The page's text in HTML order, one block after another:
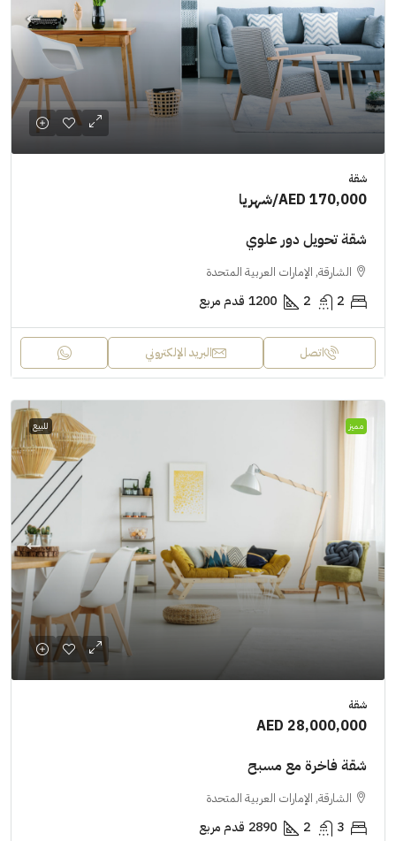
شقة
AED 170,000/شهريا
شقة تحويل دور علوي
الشارقة, الإمارات العربية المتحدة
2
2
1200 قدم مربع
اتصل البريد الإلكتروني
مميز للبيع
شقة
AED 28,000,000
شقة فاخرة مع مسبح
الشارقة, الإمارات العربية المتحدة
3
2
2890 قدم مربع